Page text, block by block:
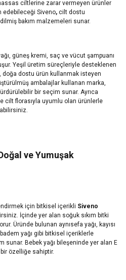
ciltlerine zarar vermeyen ürünler
edebileceği Siveno, cilt dostu
bakım malzemeleri sunar.
güneş kremi, saç ve vücut şampuanı
Yeşil üretim süreçleriyle desteklenen
doğa dostu ürün kullanmak isteyen
ambalajlar kullanan marka,
bir seçim sunar. Ayrıca
cilt florasıyla uyumlu olan ürünlerle
ve Yumuşak
için bitkisel içerikli Siveno
İçinde yer alan soğuk sıkım bitki
Üründe bulunan aynısefa yağı, kayısı
yağı gibi bitkisel içeriklerle
sunar. Bebek yağı bileşeninde yer alan E
özelliğe sahiptir.